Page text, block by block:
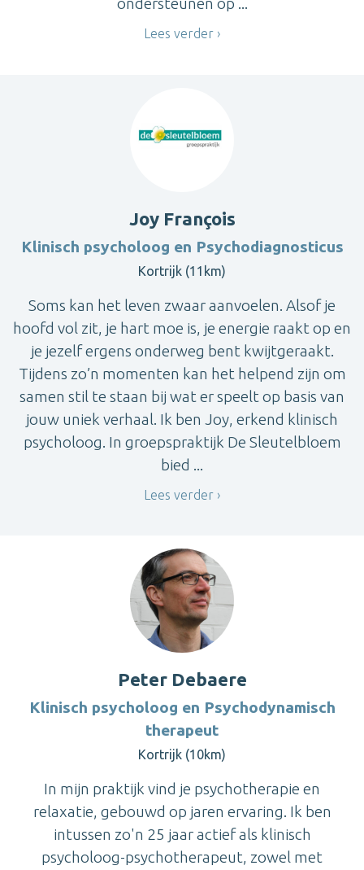
Lees verder
Joy François
Klinisch psycholoog en Psychodiagnosticus
Kortrijk (11km)
Soms kan het leven zwaar aanvoelen. Alsof je
hoofd vol zit, je hart moe is, je energie raakt op en
je jezelf ergens onderweg bent kwijtgeraakt.
Tijdens zo’n momenten kan het helpend zijn om
samen stil te staan bij wat er speelt op basis van
jouw uniek verhaal. Ik ben Joy, erkend klinisch
psycholoog. In groepspraktijk De Sleutelbloem
bied ...
Lees verder
Peter Debaere
Klinisch psycholoog en Psychodynamisch
therapeut
Kortrijk (10km)
In mijn praktijk vind je psychotherapie en
relaxatie, gebouwd op jaren ervaring. Ik ben
intussen zo'n 25 jaar actief als klinisch
psycholoog-psychotherapeut, zowel met